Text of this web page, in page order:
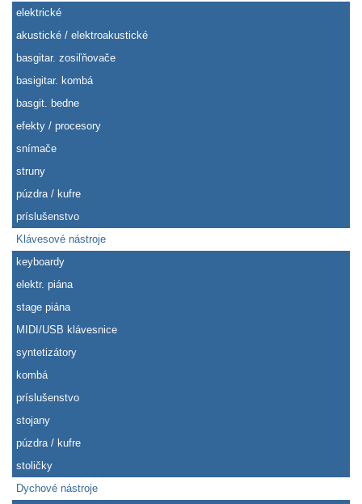
elektrické
akustické / elektroakustické
basgitar. zosiľňovače
basigitar. kombá
basgit. bedne
efekty / procesory
snímače
struny
púzdra / kufre
príslušenstvo
Klávesové nástroje
keyboardy
elektr. piána
stage piána
MIDI/USB klávesnice
syntetizátory
kombá
príslušenstvo
stojany
púzdra / kufre
stoličky
Dychové nástroje